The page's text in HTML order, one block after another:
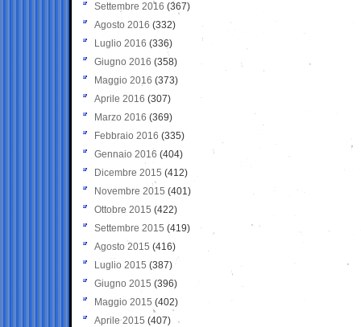
Settembre 2016 (367)
Agosto 2016 (332)
Luglio 2016 (336)
Giugno 2016 (358)
Maggio 2016 (373)
Aprile 2016 (307)
Marzo 2016 (369)
Febbraio 2016 (335)
Gennaio 2016 (404)
Dicembre 2015 (412)
Novembre 2015 (401)
Ottobre 2015 (422)
Settembre 2015 (419)
Agosto 2015 (416)
Luglio 2015 (387)
Giugno 2015 (396)
Maggio 2015 (402)
Aprile 2015 (407)